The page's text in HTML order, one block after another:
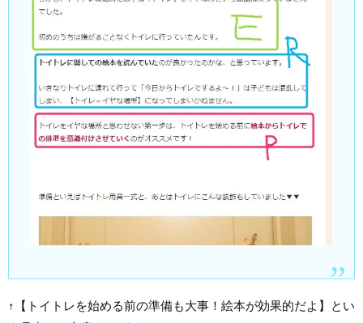
↑【トイトレを始める前の準備も大事！絵本が効果的だよ】とい